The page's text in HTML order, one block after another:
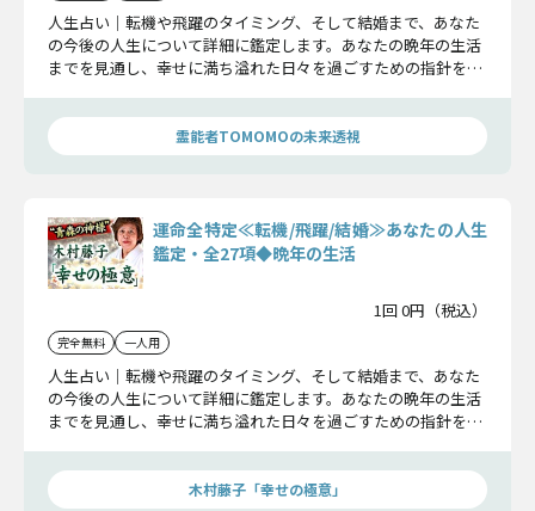
人生占い｜転機や飛躍のタイミング、そして結婚まで、あなた
の今後の人生について詳細に鑑定します。あなたの晩年の生活
までを見通し、幸せに満ち溢れた日々を過ごすための指針をお
霊能者TOMOMOの未来透視
運命全特定≪転機/飛躍/結婚≫あなたの人生
鑑定・全27項◆晩年の生活
1回 0円（税込）
完全無料 一人用
人生占い｜転機や飛躍のタイミング、そして結婚まで、あなた
の今後の人生について詳細に鑑定します。あなたの晩年の生活
までを見通し、幸せに満ち溢れた日々を過ごすための指針をお
木村藤子「幸せの極意」